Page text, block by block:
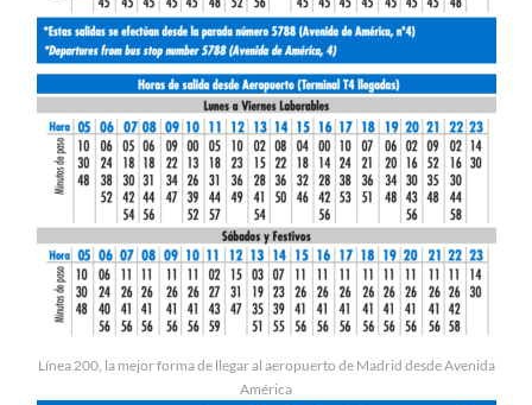
Línea 200, la mejor forma de llegar al aeropuerto de Madrid desde Avenida
América